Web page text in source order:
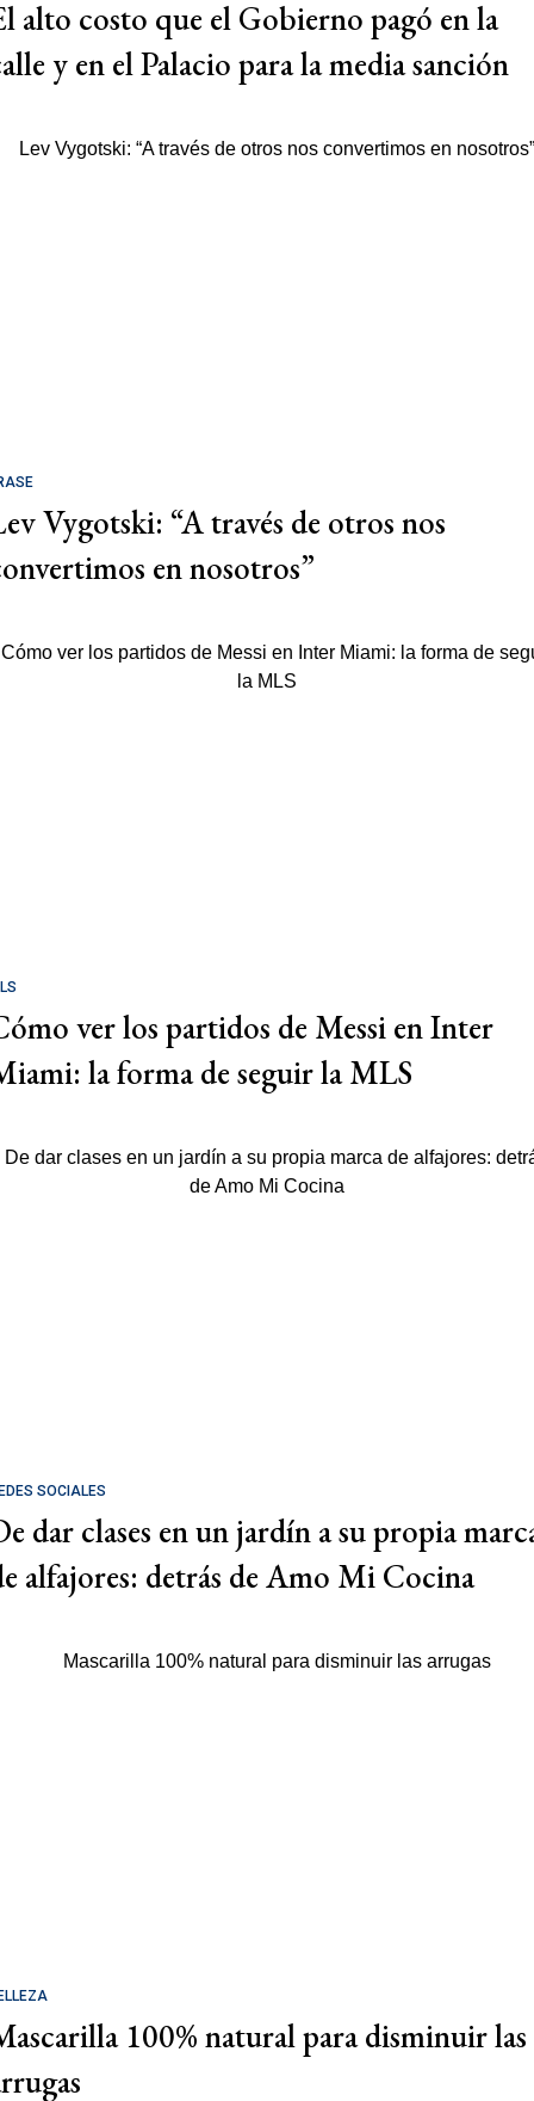
alto costo que el Gobierno pagó en la
y en el Palacio para la media sanción
Vygotski: “A través de otros nos
en nosotros”
ver los partidos de Messi en Inter
la forma de seguir la MLS
SOCIALES
dar clases en un jardín a su propia
alfajores: detrás de Amo Mi Cocina
100% natural para disminuir las